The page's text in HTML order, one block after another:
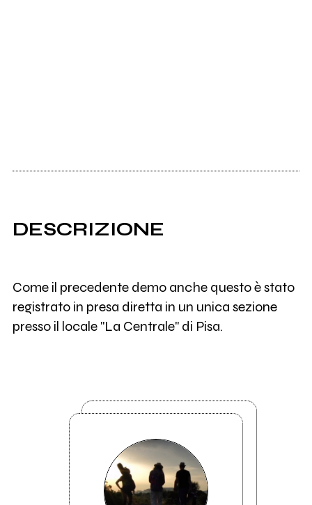
DESCRIZIONE
Come il precedente demo anche questo è stato
registrato in presa diretta in un unica sezione
presso il locale "La Centrale" di Pisa.